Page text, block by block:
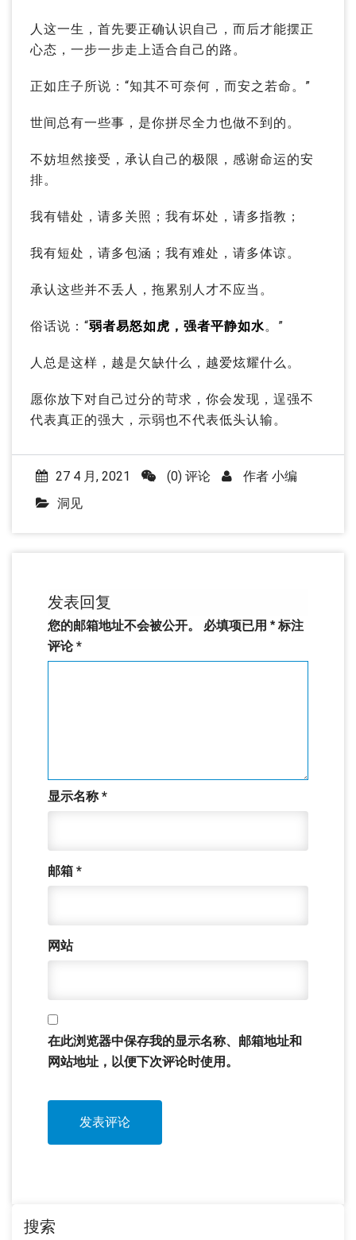
人这一生，首先要正确认识自己，而后才能摆正
心态，一步一步走上适合自己的路。
正如庄子所说：“知其不可奈何，而安之若命。”
世间总有一些事，是你拼尽全力也做不到的。
不妨坦然接受，承认自己的极限，感谢命运的安
排。
我有错处，请多关照；我有坏处，请多指教；
我有短处，请多包涵；我有难处，请多体谅。
承认这些并不丢人，拖累别人才不应当。
俗话说：“弱者易怒如虎，强者平静如水。”
人总是这样，越是欠缺什么，越爱炫耀什么。
愿你放下对自己过分的苛求，你会发现，逞强不
代表真正的强大，示弱也不代表低头认输。
27 4 月, 2021 (0) 评论 作者 小编
洞见
发表回复
您的邮箱地址不会被公开。 必填项已用 * 标注
评论*
显示名称*
邮箱 *
网站
在此浏览器中保存我的显示名称、邮箱地址和
网站地址，以便下次评论时使用。
搜索